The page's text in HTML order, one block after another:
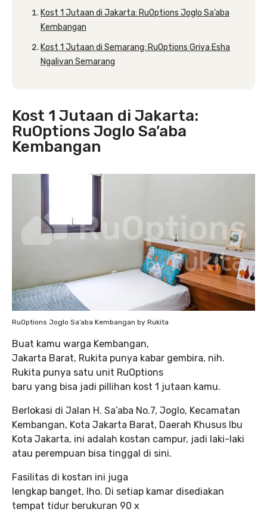
Kost 1 Jutaan di Jakarta: RuOptions Joglo Sa’aba
Kembangan
Kost 1 Jutaan di Semarang: RuOptions Griya Esha
Ngaliyan Semarang
Kost 1 Jutaan di Jakarta:
RuOptions Joglo Sa’aba
Kembangan
RuOptions Joglo Sa’aba Kembangan by Rukita
Buat kamu warga Kembangan,
Jakarta Barat, Rukita punya kabar gembira, nih.
Rukita punya satu unit RuOptions
baru yang bisa jadi pillihan kost 1 jutaan kamu.
Berlokasi di Jalan H. Sa’aba No.7, Joglo, Kecamatan
Kembangan, Kota Jakarta Barat, Daerah Khusus Ibu
Kota Jakarta, ini adalah kostan campur, jadi laki-laki
atau perempuan bisa tinggal di sini.
Fasilitas di kostan ini juga
lengkap banget, lho. Di setiap kamar disediakan
tempat tidur berukuran 90 x